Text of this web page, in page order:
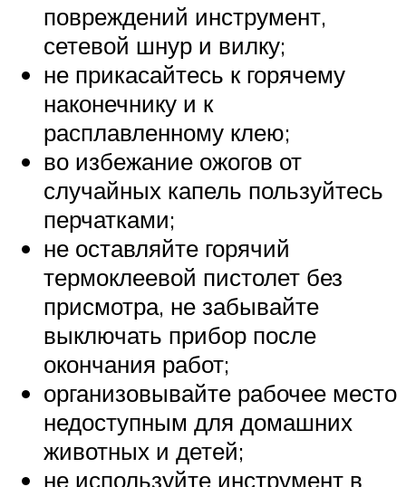
повреждений инструмент,
сетевой шнур и вилку;
не прикасайтесь к горячему
наконечнику и к
расплавленному клею;
во избежание ожогов от
случайных капель пользуйтесь
перчатками;
не оставляйте горячий
термоклеевой пистолет без
присмотра, не забывайте
выключать прибор после
окончания работ;
организовывайте рабочее место
недоступным для домашних
животных и детей;
не используйте инструмент в